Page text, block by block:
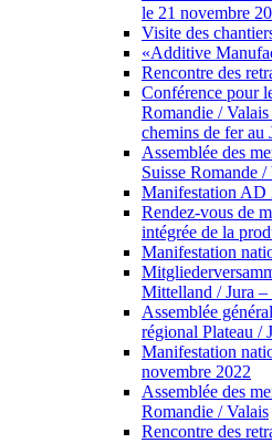
le 21 novembre
Visite des
«Additive
Rencontre des
Conférence pour
Romandie /
chemins de fer au
Assemblée des
Suisse Romande /
Manifestation AD
Rendez-vous de
intégrée de la
Manifestation
Mittelland / Jura
Assemblée
régional Plateau /
Manifestation
novembre 2022
Assemblée des
Romandie / Valais
Rencontre des